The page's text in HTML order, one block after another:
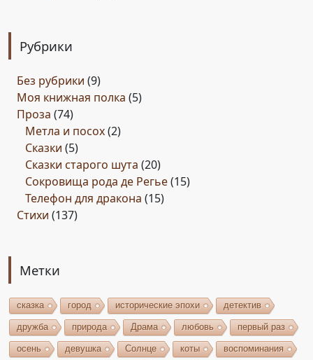
Рубрики
Без рубрики (9)
Моя книжная полка (5)
Проза (74)
Метла и посох(2)
Сказки (5)
Сказки старого шута (20)
Сокровища рода де Регье(15)
Телефон для дракона (15)
Стихи (137)
Метки
сказка город исторические эпохи детектив
дружба природа Драма любовь первый раз
осень девушка Солнце коты воспоминания